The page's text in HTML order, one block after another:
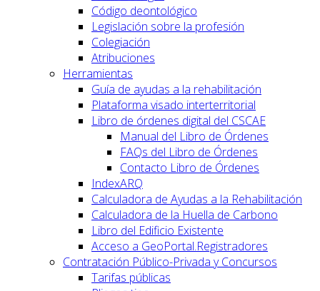
Código deontológico
Legislación sobre la profesión
Colegiación
Atribuciones
Herramientas
Guía de ayudas a la rehabilitación
Plataforma visado interterritorial
Libro de órdenes digital del CSCAE
Manual del Libro de Órdenes
FAQs del Libro de Órdenes
Contacto Libro de Órdenes
IndexARQ
Calculadora de Ayudas a la Rehabilitación
Calculadora de la Huella de Carbono
Libro del Edificio Existente
Acceso a GeoPortal.Registradores
Contratación Público-Privada y Concursos
Tarifas públicas